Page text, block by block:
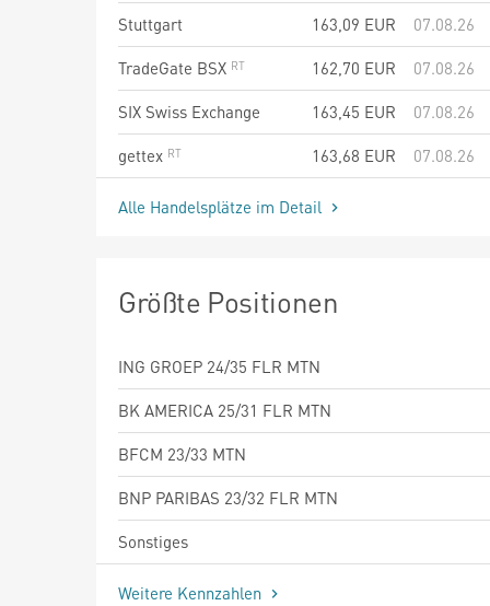
Stuttgart
163,09 EUR
07.08.26
TradeGate BSX
162,70 EUR
07.08.26
SIX Swiss Exchange
163,45 EUR
07.08.26
gettex
163,68 EUR 07.08.26
Alle Handelsplätze im Detail
Größte Positionen
ING GROEP 24/35 FLR MTN
BK AMERICA 25/31 FLR MTN
BFCM 23/33 MTN
BNP PARIBAS 23/32 FLR MTN
Sonstiges
Weitere Kennzahlen